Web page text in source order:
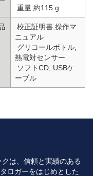
重量:約115 g
校正証明書,操作マ
ニュアル
グリコールボトル,
熱電対センサー
ソフトCD, USBケ
ーブル
は、信頼と実績のある
ロガーをはじめとした